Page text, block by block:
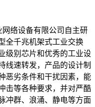
网络设备有限公司自主研
全千兆机架式工业交换
级别芯片和优秀的工业设
线速转发，产品的设计制
恶劣条件和干扰因素，能
击等各种要求，并对严酷
冲群、浪涌、静电等方面